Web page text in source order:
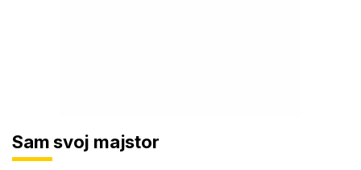
Sam svoj majstor